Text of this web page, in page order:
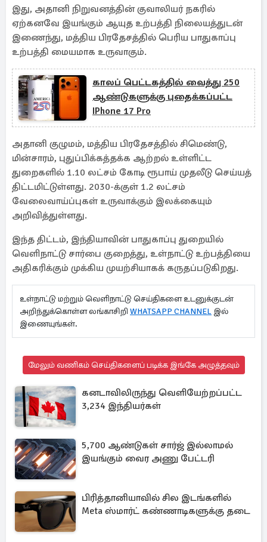
இது, அதானி நிறுவனத்தின் குவாலியர் நகரில்
ஏற்கனவே இயங்கும் ஆயுத உற்பத்தி நிலையத்துடன்
இணைந்து, மத்திய பிரதேசத்தில் பெரிய பாதுகாப்பு
உற்பத்தி மையமாக உருவாகும்.
காலப் பெட்டகத்தில் வைத்து 250
ஆண்டுகளுக்கு புதைக்கப்பட்ட
IPhone 17 Pro
அதானி குழுமம், மத்திய பிரதேசத்தில் சிமெண்டு,
மின்சாரம், புதுப்பிக்கத்தக்க ஆற்றல் உள்ளிட்ட
துறைகளில் 1.10 லட்சம் கோடி ரூபாய் முதலீடு செய்யத்
திட்டமிட்டுள்ளது. 2030-க்குள் 1.2 லட்சம்
வேலைவாய்ப்புகள் உருவாக்கும் இலக்கையும்
அறிவித்துள்ளது.
இந்த திட்டம், இந்தியாவின் பாதுகாப்பு துறையில்
வெளிநாட்டு சார்பை குறைத்து, உள்நாட்டு உற்பத்தியை
அதிகரிக்கும் முக்கிய முயற்சியாகக் கருதப்படுகிறது.
உள்நாட்டு மற்றும் வெளிநாட்டு செய்திகளை உடனுக்குடன்
அறிந்துக்கொள்ள லங்காசிறி WHATSAPP CHANNEL இல்
இணையுங்கள்.
மேலும் வணிகம் செய்திகளைப் படிக்க இங்கே அழுத்தவும்
கனடாவிலிருந்து வெளியேற்றப்பட்ட
3,234 இந்தியர்கள்
5,700 ஆண்டுகள் சார்ஜ் இல்லாமல்
இயங்கும் வைர அணு பேட்டரி
பிரித்தானியாவில் சில இடங்களில்
Meta ஸ்மார்ட் கண்ணாடிகளுக்கு தடை